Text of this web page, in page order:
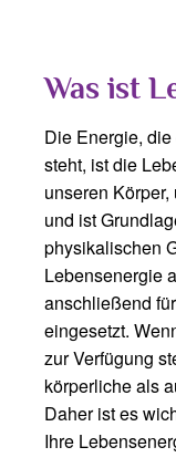
Was ist
Die Energie,
steht, ist die
unseren
und ist
physikalischen
Lebensenergie
anschließend
eingesetzt.
zur Verfügung
körperliche als
Daher ist es
Ihre